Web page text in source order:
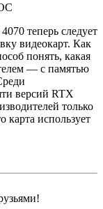
теперь следует
видеокарт. Как
понять, какая
— с памятью
версий RTX
только
карта использует